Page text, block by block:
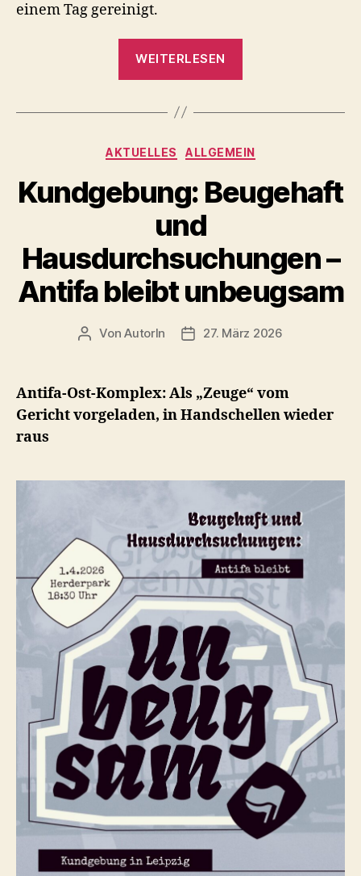
einem Tag gereinigt.
WEITERLESEN
an
G.“
Kategorien
AKTUELLES ALLGEMEIN
Kundgebung: Beugehaft
und
Hausdurchsuchungen –
Antifa bleibt unbeugsam
Beitragsautor
VonAutorIn Veröffentlichungsdatum
27. März 2026
Antifa-Ost-Komplex: Als „Zeuge“ vom
Gericht vorgeladen, in Handschellen wieder
raus